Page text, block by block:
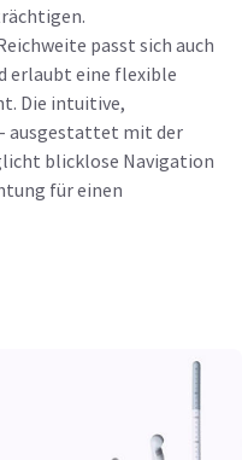
passt sich auch
erlaubt eine flexible
Die intuitive,
ausgestattet mit der
blicklose Navigation
für einen